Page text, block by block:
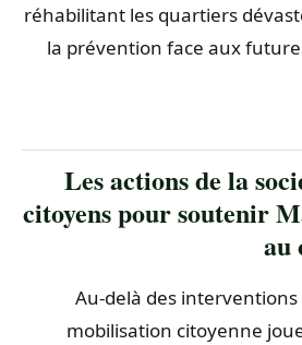
réhabilitant les quartiers
la prévention face aux
Les actions de la
citoyens pour soutenir
Au-delà des
mobilisation citoyenne